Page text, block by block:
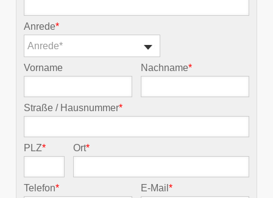
Anrede*
Anrede*
Vorname Nachname*
Straße / Hausnummer*
PLZ* Ort*
Telefon* E-Mail*